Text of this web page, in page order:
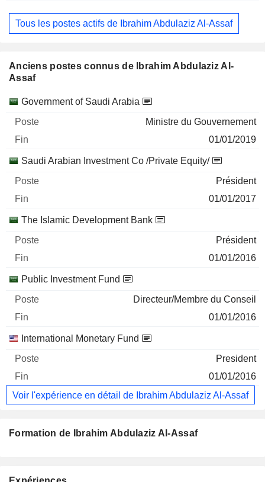
Tous les postes actifs de Ibrahim Abdulaziz Al-Assaf
Anciens postes connus de Ibrahim Abdulaziz Al-
Assaf
Sociétés Poste Fin
Government of Saudi Arabia
Ministre du Gouvernement
01/01/2019
Saudi Arabian Investment Co /Private Equity/
Président
01/01/2017
The Islamic Development Bank
Président
01/01/2016
Public Investment Fund
Directeur/Membre du Conseil
01/01/2016
International Monetary Fund
President
01/01/2016
Voir l'expérience en détail de Ibrahim Abdulaziz Al-Assaf
Formation de Ibrahim Abdulaziz Al-Assaf